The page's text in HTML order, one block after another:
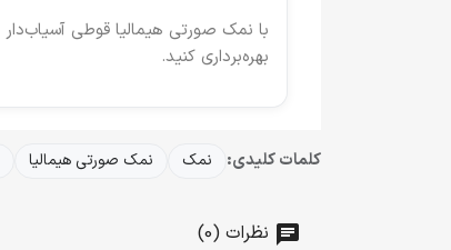
با نمک صورتی هیمالیا قوطی آسیاب‌دار 300 گرم
بهره‌برداری کنید.
کلمات کلیدی: نمک نمک صورتی هیمالیا
نظرات (0)